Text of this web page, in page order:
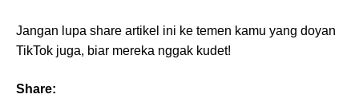
Jangan lupa share artikel ini ke temen kamu yang doyan
TikTok juga, biar mereka nggak kudet!
Share: